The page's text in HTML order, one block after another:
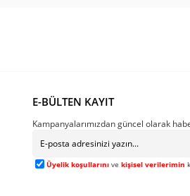
E-BÜLTEN KAYIT
Kampanyalarımızdan güncel olarak
Üyelik koşullarını ve kişisel verilerimin